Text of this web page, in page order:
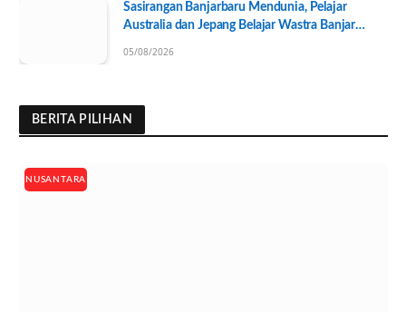
Sasirangan Banjarbaru Mendunia, Pelajar
Australia dan Jepang Belajar Wastra Banjar
05/08/2026
BERITA PILIHAN
NUSANTARA